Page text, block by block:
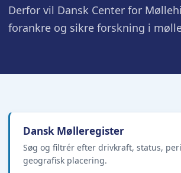
Derfor vil Dansk Center for
forankre og sikre forskning i
Dansk Mølleregister
Søg og filtrér efter drivkraft, status,
geografisk placering.